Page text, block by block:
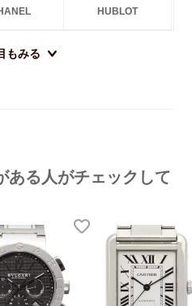
HUBLOT
もみる
ある人がチェックして